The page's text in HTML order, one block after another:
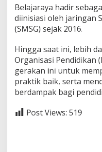
Belajaraya hadir
diinisiasi oleh jaringan
(SMSG) sejak 2016.
Hingga saat ini, lebih
Organisasi Pendidikan
gerakan ini untuk
praktik baik, serta
berdampak bagi
Post Views: 519